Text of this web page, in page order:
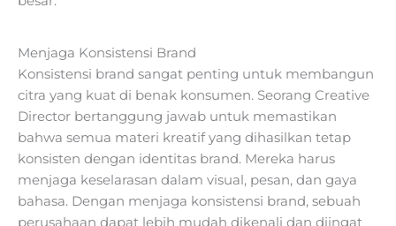
Menjaga Konsistensi Brand
Konsistensi brand sangat penting untuk membangun
citra yang kuat di benak konsumen. Seorang Creative
Director bertanggung jawab untuk memastikan
bahwa semua materi kreatif yang dihasilkan tetap
konsisten dengan identitas brand. Mereka harus
menjaga keselarasan dalam visual, pesan, dan gaya
bahasa. Dengan menjaga konsistensi brand, sebuah
perusahaan dapat lebih mudah dikenali dan diingat